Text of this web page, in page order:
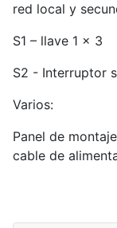
red local y
S1 – llave 1 x 3
S2 - Interruptor
Varios:
Panel de
cable de